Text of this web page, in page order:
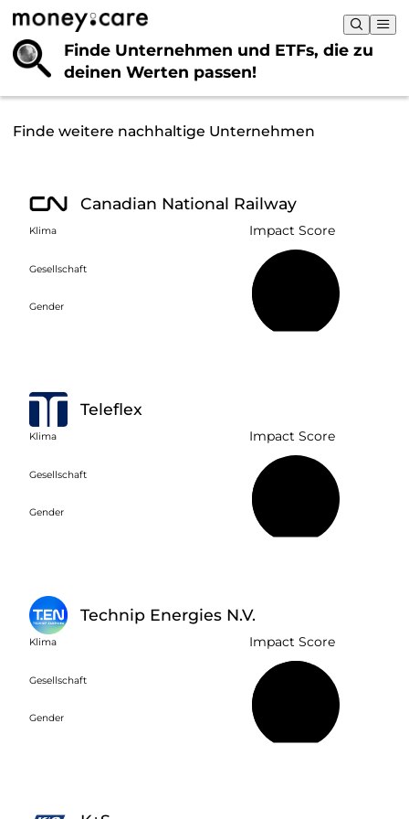
Finde Unternehmen und ETFs, die zu
deinen Werten passen!
Finde weitere nachhaltige Unternehmen
Canadian National Railway
Klima
Gesellschaft
Gender
Impact Score
Teleflex
Klima
Gesellschaft
Gender
Impact Score
Technip Energies N.V.
Klima
Gesellschaft
Gender
Impact Score